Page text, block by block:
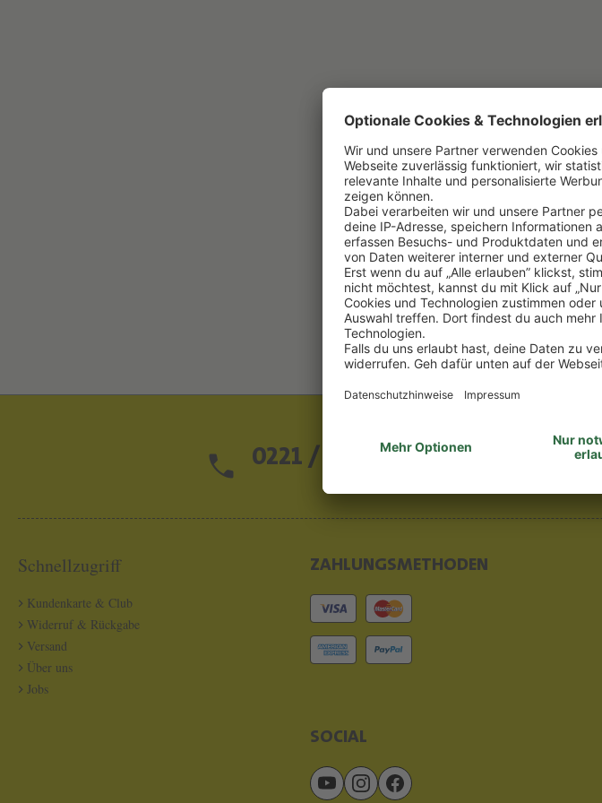
0221 / 13 97 28 - 0
Schnellzugriff
Kundenkarte & Club
Widerruf & Rückgabe
Versand
Über uns
Jobs
ZAHLUNGSMETHODEN
SOCIAL